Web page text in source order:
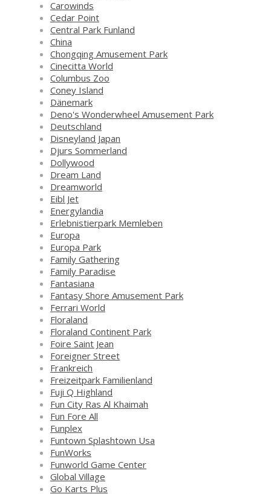
Carowinds
Cedar Point
Central Park Funland
China
Chongqing Amusement Park
Cinecitta World
Columbus Zoo
Coney Island
Dänemark
Deno's Wonderwheel Amusement Park
Deutschland
Disneyland Japan
Djurs Sommerland
Dollywood
Dream Land
Dreamworld
Eibl Jet
Energylandia
Erlebnistierpark Memleben
Europa
Europa Park
Family Gathering
Family Paradise
Fantasiana
Fantasy Shore Amusement Park
Ferrari World
Floraland
Floraland Continent Park
Foire Saint Jean
Foreigner Street
Frankreich
Freizeitpark Familienland
Fuji Q Highland
Fun City Ras Al Khaimah
Fun Fore All
Funplex
Funtown Splashtown Usa
FunWorks
Funworld Game Center
Global Village
Go Karts Plus